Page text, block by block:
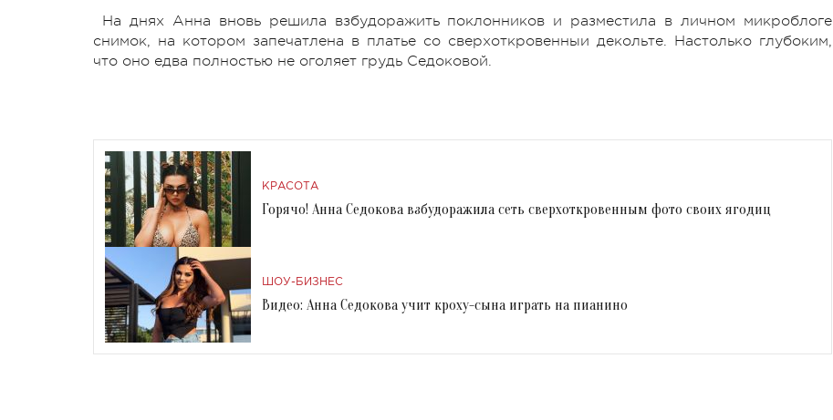
На днях Анна вновь решила взбудоражить поклонников и разместила в личном микроблоге
снимок, на котором запечатлена в платье со сверхоткровенныи декольте. Настолько глубоким,
что оно едва полностью не оголяет грудь Седоковой.
КРАСОТА
Горячо! Анна Седокова взбудоражила сеть сверхоткровенным фото своих ягодиц
ШОУ-БИЗНЕС
Видео: Анна Седокова учит кроху-сына играть на пианино